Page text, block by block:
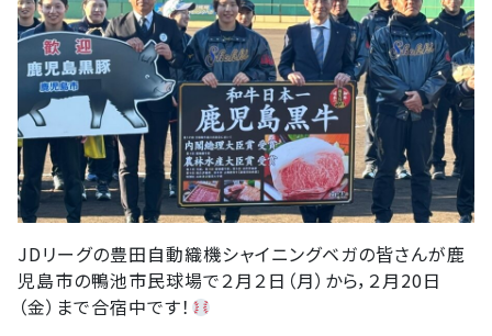
JDリーグの豊田自動織機シャイニングベガの皆さんが鹿
児島市の鴨池市民球場で２月２日（月）から，２月20日
（金）まで合宿中です！